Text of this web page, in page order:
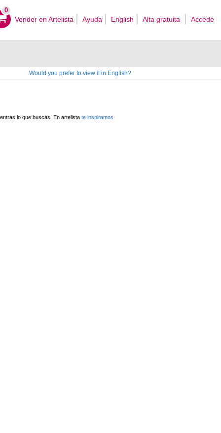
0
Vender en Artelista Ayuda English Alta gratuita Accede
Would you prefer to view it in English?
lo que buscas. En artelista te inspiramos